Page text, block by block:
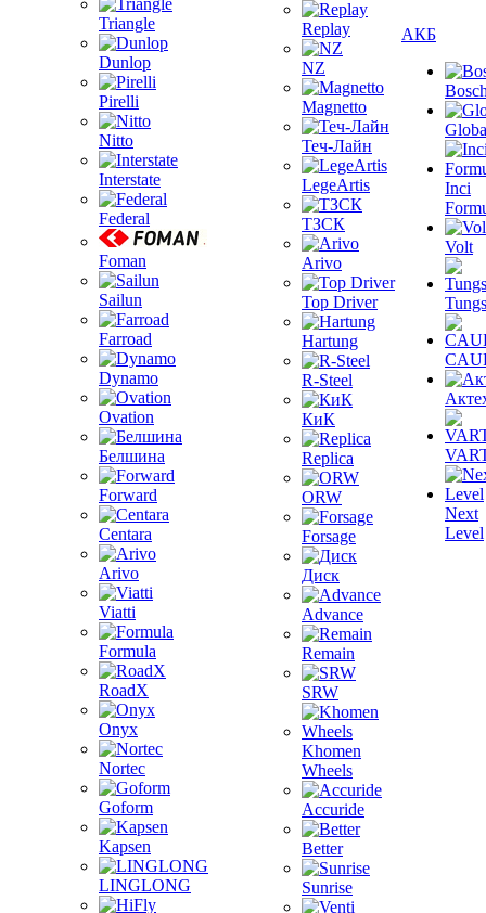
Triangle
Dunlop
Pirelli
Nitto
Interstate
Federal
Foman
Sailun
Farroad
Dynamo
Ovation
Белшина
Forward
Centara
Arivo
Viatti
Formula
RoadX
Onyx
Nortec
Goform
Kapsen
LINGLONG
Replay
NZ
Magnetto
Теч-Лайн
LegeArtis
ТЗСК
Arivo
Top Driver
Hartung
R-Steel
КиК
Replica
ORW
Forsage
Диск
Advance
Remain
SRW
Khomen
Wheels
Accuride
Better
Sunrise
АКБ
Inci
Volt
Next
Level